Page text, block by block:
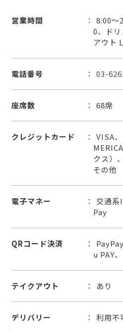
営業時間
8:00～
0、ド
アウト
電話番号 03-
座席数 68席
クレジットカード
VISA
クス）
その他
電子マネー
交通系
Pay
QRコード決済
u PAY
テイクアウト あり
デリバリー 利用不